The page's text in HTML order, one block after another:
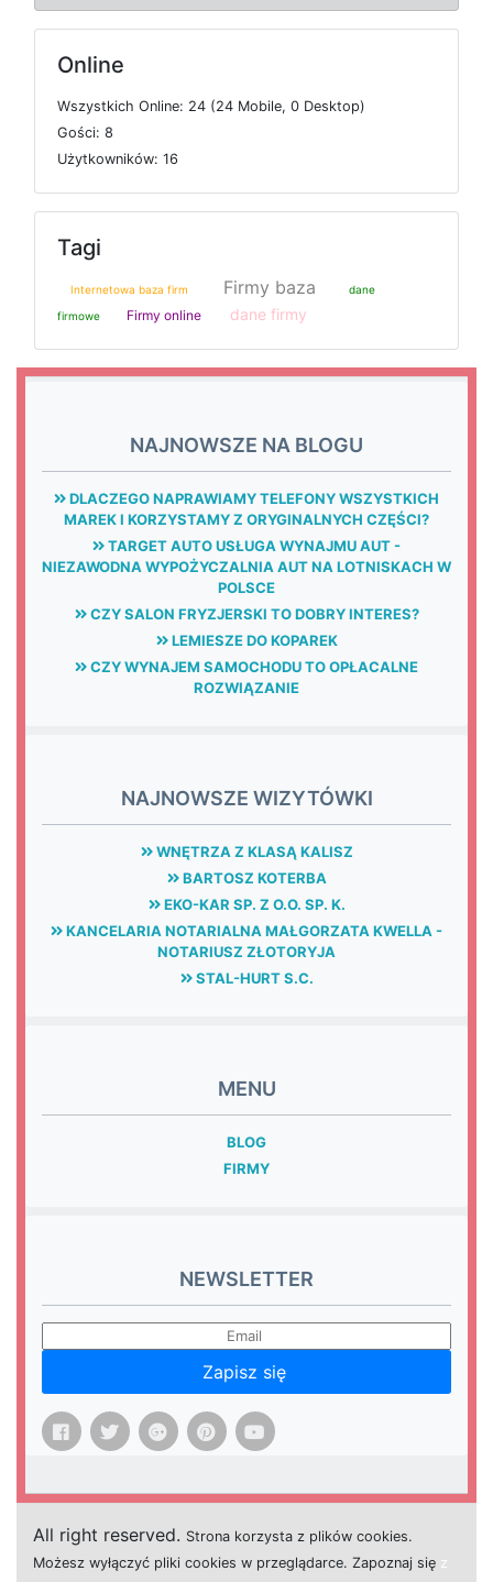
Online
Wszystkich Online: 24 (24 Mobile, 0 Desktop)
Gości: 8
Użytkowników: 16
Tagi
Internetowa baza firm Firmy baza
dane
firmowe
Firmy online dane firmy
NAJNOWSZE NA BLOGU
DLACZEGO NAPRAWIAMY TELEFONY WSZYSTKICH
MAREK I KORZYSTAMY Z ORYGINALNYCH CZĘŚCI?
TARGET AUTO USŁUGA WYNAJMU AUT -
NIEZAWODNA WYPOŻYCZALNIA AUT NA LOTNISKACH W
POLSCE
CZY SALON FRYZJERSKI TO DOBRY INTERES?
LEMIESZE DO KOPAREK
CZY WYNAJEM SAMOCHODU TO OPŁACALNE
ROZWIĄZANIE
NAJNOWSZE WIZYTÓWKI
WNĘTRZA Z KLASĄ KALISZ
BARTOSZ KOTERBA
EKO-KAR SP. Z O.O. SP. K.
KANCELARIA NOTARIALNA MAŁGORZATA KWELLA -
NOTARIUSZ ZŁOTORYJA
STAL-HURT S.C.
MENU
BLOG
FIRMY
NEWSLETTER
Zapisz się
All right reserved. Strona korzysta z plików cookies.
Możesz wyłączyć pliki cookies w przeglądarce. Zapoznaj się z